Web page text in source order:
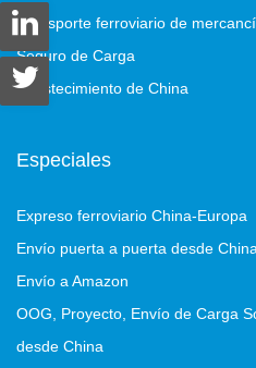
Transporte ferroviario de
Seguro de Carga
Abastecimiento de China
Especiales
Expreso ferroviario China-Europa
Envío puerta a puerta desde
Envío a Amazon
OOG, Proyecto, Envío de Carga
desde China